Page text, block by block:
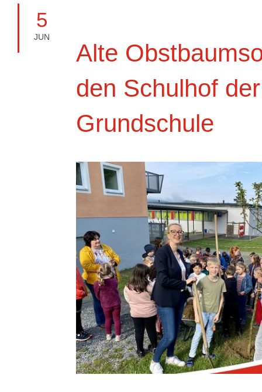
5
JUN
Alte
den Schulhof der
Grundschule